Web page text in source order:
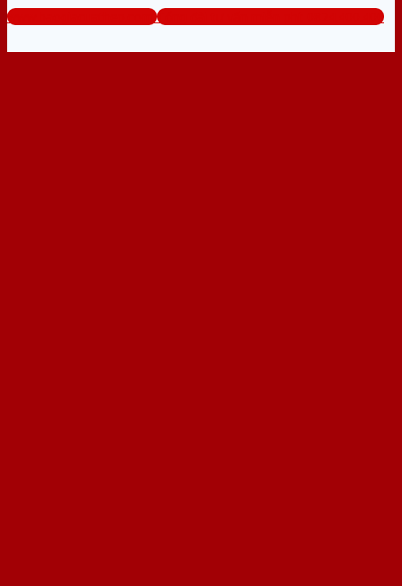
www.baogiacuathep.com Tổng đài tư vấn miễn phí: 0824.400.400